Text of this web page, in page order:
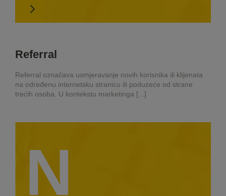
Referral
Referral označava usmjeravanje novih korisnika ili klijenata
na određenu internetsku stranicu ili poduzeće od strane
trećih osoba. U kontekstu marketinga [...]
N